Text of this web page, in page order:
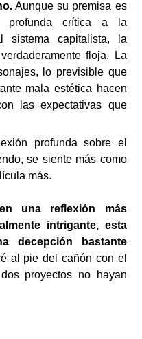
Aunque su premisa es
profunda crítica a la
sistema capitalista, la
floja. La
lo previsible que
mala estética hacen
las expectativas que
profunda sobre el
se siente más como
más.
una reflexión más
intrigante, esta
decepción bastante
al pie del cañón con el
proyectos no hayan